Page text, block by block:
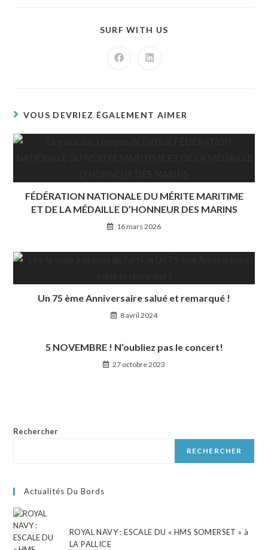
SURF WITH US
VOUS DEVRIEZ ÉGALEMENT AIMER
FÉDÉRATION NATIONALE DU MÉRITE MARITIME
ET DE LA MÉDAILLE D’HONNEUR DES MARINS
16 mars 2026
Un 75 ème Anniversaire salué et remarqué !
8 avril 2024
5 NOVEMBRE ! N’oubliez pas le concert!
27 octobre 2023
Rechercher
RECHERCHER
Actualités Du Bords
ROYAL NAVY : ESCALE DU « HMS SOMERSET » à
LA PALLICE